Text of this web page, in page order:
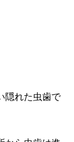
隠れた虫歯で